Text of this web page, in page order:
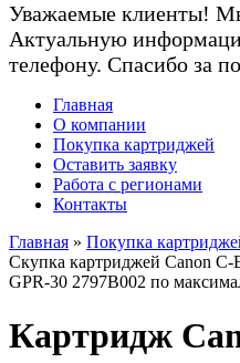
Уважаемые клиенты!
Актуальную
телефону. Спасибо за
Главная
О компании
Покупка картриджей
Оставить заявку
Работа с регионами
Контакты
Главная » Покупка
Скупка картриджей Canon
GPR-30 2797B002 по
Картридж